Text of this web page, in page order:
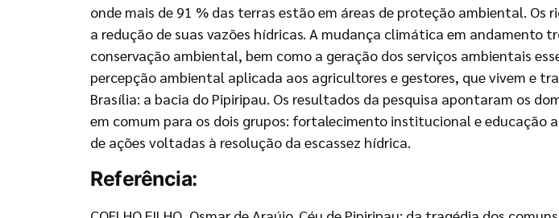
onde mais de 91 % das terras estão em áreas de proteção ambiental.
a redução de suas vazões hídricas. A mudança climática em andamento
conservação ambiental, bem como a geração dos serviços ambientais
percepção ambiental aplicada aos agricultores e gestores, que vivem e
Brasília: a bacia do Pipiripau. Os resultados da pesquisa apontaram os
em comum para os dois grupos: fortalecimento institucional e
de ações voltadas à resolução da escassez hídrica.
Referência: